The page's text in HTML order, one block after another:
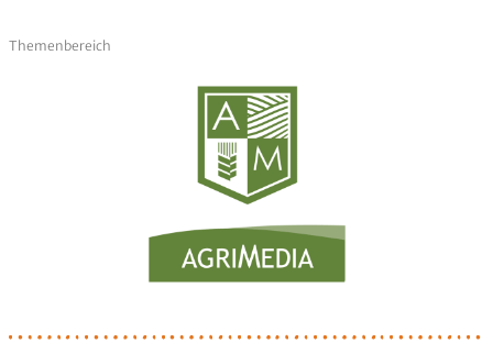
ThemenbereichAlternative: